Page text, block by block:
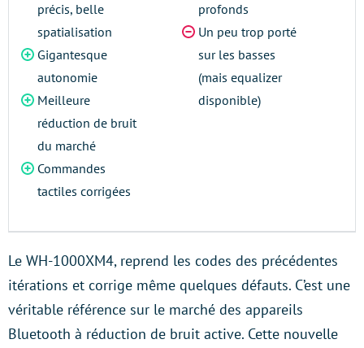
précis, belle
spatialisation
Gigantesque
autonomie
Meilleure
réduction de bruit
du marché
Commandes
tactiles corrigées
profonds
Un peu trop porté
sur les basses
(mais equalizer
disponible)
Le WH-1000XM4, reprend les codes des précédentes
itérations et corrige même quelques défauts. C’est une
véritable référence sur le marché des appareils
Bluetooth à réduction de bruit active. Cette nouvelle